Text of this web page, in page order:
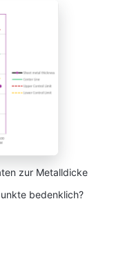
zur Metalldicke
bedenklich?